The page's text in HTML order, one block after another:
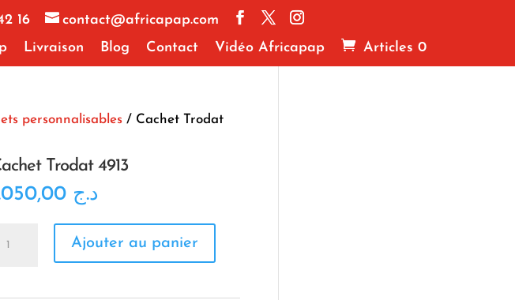
16
contact@africapap.com
Livraison Blog Contact Vidéo Africapap Articles 0
personnalisables/ Cachet Trodat
Trodat 4913
د.ج 1.050,00
Ajouter au panier